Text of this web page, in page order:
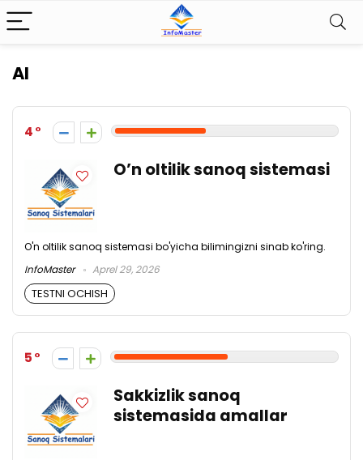
AI
4
O’n oltilik sanoq sistemasi
O'n oltilik sanoq sistemasi bo'yicha bilimingizni sinab ko'ring.
InfoMaster
Aprel 29, 2026
TESTNI OCHISH
5
Sakkizlik sanoq
sistemasida amallar